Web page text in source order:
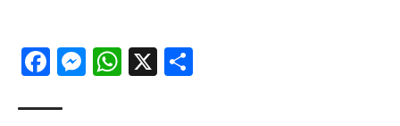
Facebook
Messenger
WhatsApp
X